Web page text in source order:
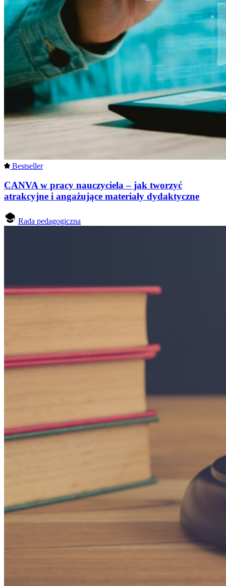
Bestseller
CANVA w pracy nauczyciela – jak tworzyć
atrakcyjne i angażujące materiały dydaktyczne
Rada pedagogiczna